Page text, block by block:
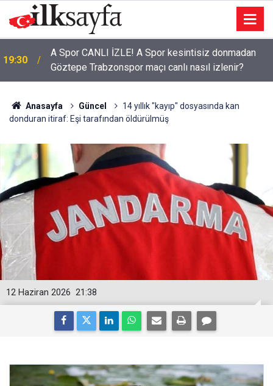
19:30
A Spor CANLI İZLE! A Spor kesintisiz donmadan
Göztepe Trabzonspor maçı canlı nasıl izlenir?
Anasayfa Güncel
14 yıllık "kayıp" dosyasında kan
donduran itiraf: Eşi tarafından öldürülmüş
21:38
12 Haziran 2026